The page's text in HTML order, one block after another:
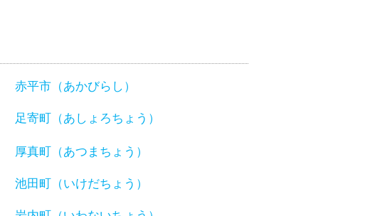
赤平市（あかびらし）
足寄町（あしょろちょう）
厚真町（あつまちょう）
池田町（いけだちょう）